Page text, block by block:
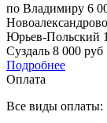
по Владимиру 6
Новоалександрово
Юрьев-Польский
Суздаль 8 000 руб
Подробнее
Оплата
Все виды оплаты: